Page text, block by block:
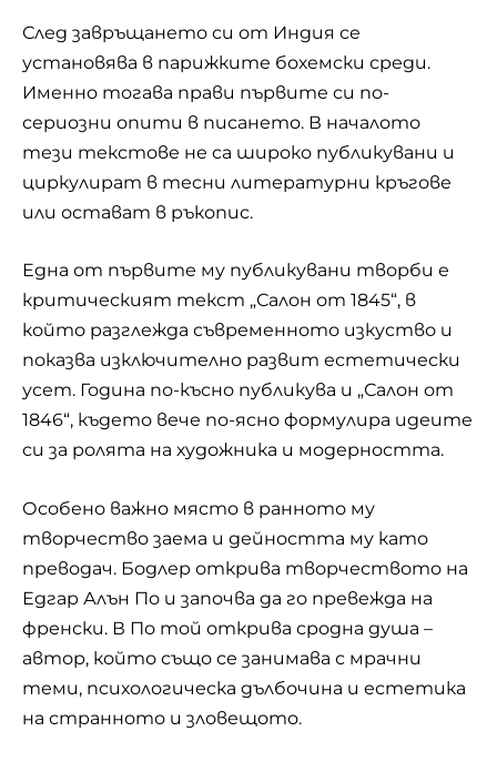
След завръщането си от Индия се
установява в парижките бохемски среди.
Именно тогава прави първите си по-
сериозни опити в писането. В началото
тези текстове не са широко публикувани и
циркулират в тесни литературни кръгове
или остават в ръкопис.
Една от първите му публикувани творби е
критическият текст „Салон от 1845“, в
който разглежда съвременното изкуство и
показва изключително развит естетически
усет. Година по-късно публикува и „Салон от
1846“, където вече по-ясно формулира идеите
си за ролята на художника и модерността.
Особено важно място в ранното му
творчество заема и дейността му като
преводач. Бодлер открива творчеството на
Едгар Алън По и започва да го превежда на
френски. В По той открива сродна душа –
автор, който също се занимава с мрачни
теми, психологическа дълбочина и естетика
на странното и зловещото.